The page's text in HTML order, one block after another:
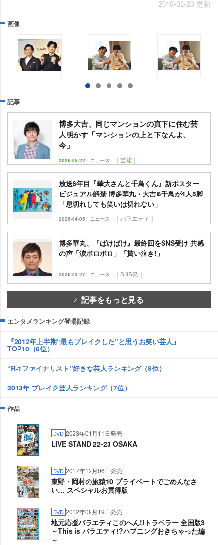
2018-02-23 更新
画像
記事
博多大吉、同じマンションの真下に住む芸
人明かす「マンションの上と下なんよ、
今」
2026-05-22 ニュース ｜芸能｜
放送6年目『華大さんと千鳥くん』新ポスター
ビジュアル解禁 博多華丸・大吉&千鳥が4人5脚
「息切れしても笑いは切れない」
2026-04-05 ニュース ｜バラエティ｜
博多華丸、『ばけばけ』最終回をSNS受け 共感
の声「涙ボロボロ」「貰い泣き!」
2026-03-27 ニュース ｜SNS発｜
記事をもっと見る
エンタメランキング登場記録
『2012年上半期“最もブレイクした”と思うお笑い芸人』
TOP10（6位）
“R-1ファイナリスト”好きな芸人ランキング（8位）
2013年 ブレイク芸人ランキング（7位）
作品
DVD 2023年01月11日発売
LIVE STAND 22-23 OSAKA
DVD 2017年12月06日発売
東野・岡村の旅猿10 プライベートでごめんなさ
い… スペシャルお買得版
DVD 2012年09月19日発売
地元応援バラエティこのへん!!トラベラー 全国版3
～This is バラエティ!?ハプニングおきちゃった編
～